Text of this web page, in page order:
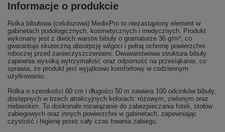
Informacje o produkcie
Rolka bibułowa (celulozowa) MedixPro to niezastąpiony element w
gabinetach podologicznych, kosmetycznych i medycznych. Produkt
wykonany jest z dwóch warstw bibuły o gramaturze 36 g/m², co
gwarantuje skuteczną absorpcję wilgoci i pełną ochronę powierzchni
roboczej przed zanieczyszczeniami. Dwuwarstwowa struktura bibuły
zapewnia wysoką wytrzymałość oraz odporność na przesiąkanie, co
sprawia, że produkt jest wyjątkowo komfortowy w codziennym
użytkowaniu.
Rolka o szerokości 60 cm i długości 50 m zawiera 100 odcinków bibuły,
dostępnych w trzech atrakcyjnych kolorach: różowym, zielonym oraz
niebieskim. To doskonałe rozwiązanie do zabezpieczania foteli, stołów
zabiegowych oraz innych powierzchni w gabinetach, zapewniając
czystość i higienę przez cały czas trwania zabiegu.